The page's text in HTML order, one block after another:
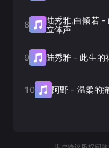
8 陆秀雅,白倾若-
立体声
9 陆秀雅 - 此生的
10 阿野 - 温柔的